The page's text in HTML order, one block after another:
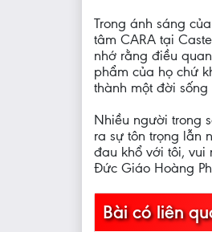
Trong ánh sáng
tâm CARA tại
nhớ rằng điều
phẩm của họ chứ
thành một đời
Nhiều người trong
ra sự tôn trọng lẫn
đau khổ với tôi, vui
Đức Giáo Hoàng
Bài có liên